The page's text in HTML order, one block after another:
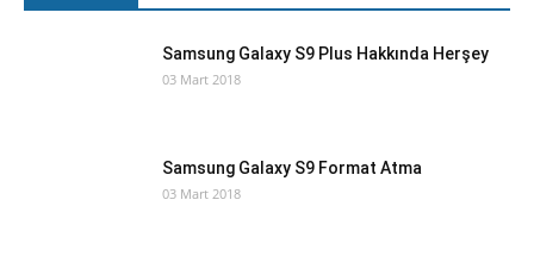
Samsung Galaxy S9 Plus Hakkında Herşey
03 Mart 2018
Samsung Galaxy S9 Format Atma
03 Mart 2018